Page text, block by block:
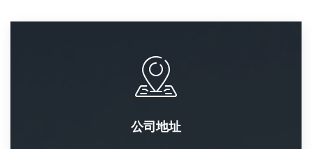
公司地址